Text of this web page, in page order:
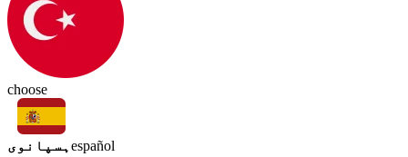
choose
ہسپانوی español